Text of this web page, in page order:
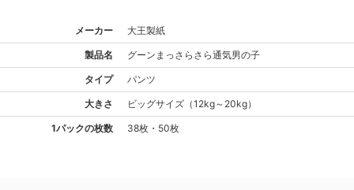
メーカー 大王製紙
製品名 グーン まっさらさら通気男の子
タイプ パンツ
大きさ ビッグサイズ （12kg～20kg）
1パックの枚数 38枚・50枚